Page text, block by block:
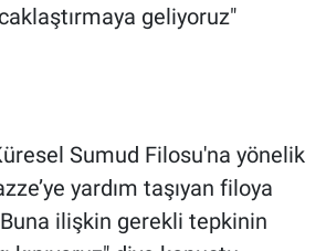
geliyoruz"
Sumud Filosu'na yönelik
yardım taşıyan filoya
Buna ilişkin gerekli tepkinin